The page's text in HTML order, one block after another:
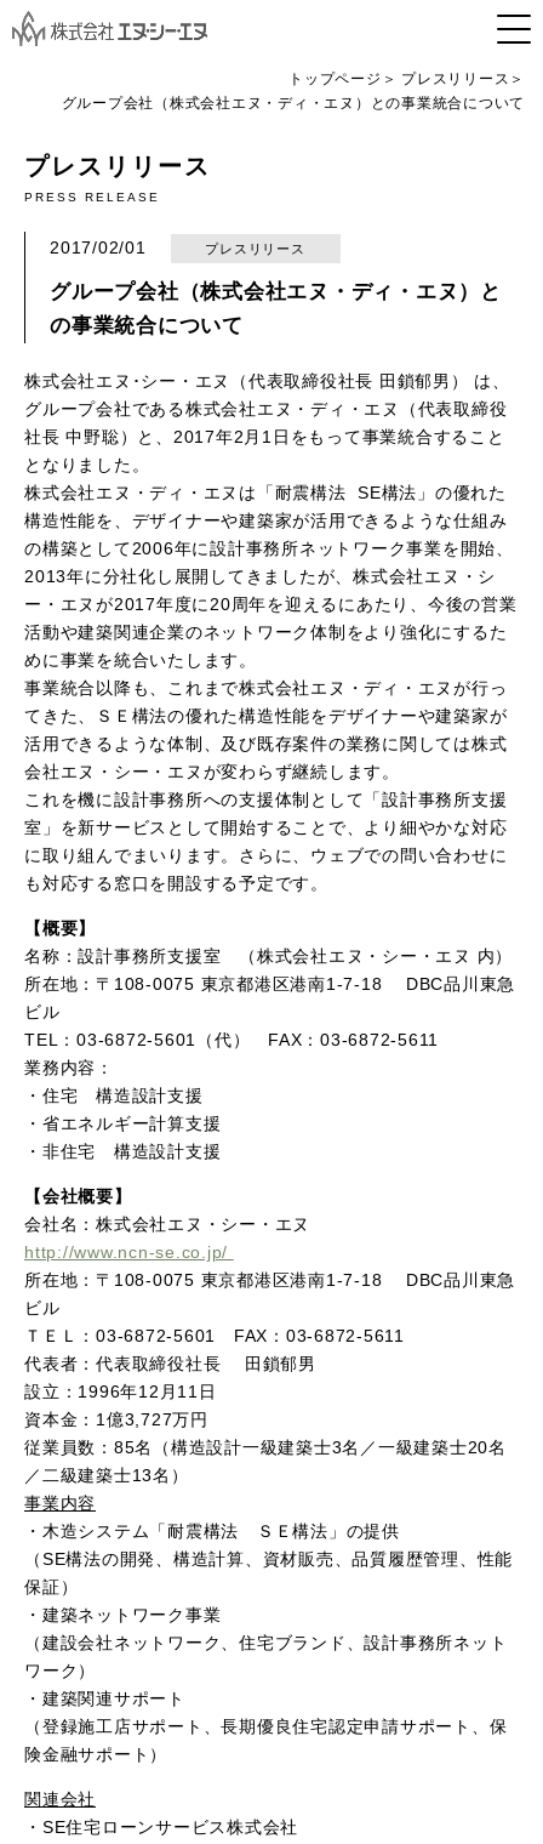
トップページ
プレスリリース
グループ会社（株式会社エヌ・ディ・エヌ）との事業統合について
プレスリリース
PRESS RELEASE
2017/02/01 プレスリリース
グループ会社（株式会社エヌ・ディ・エヌ）と
の事業統合について
株式会社エヌ･シー・エヌ（代表取締役社長 田鎖郁男） は、
グループ会社である株式会社エヌ・ディ・エヌ（代表取締役
社長 中野聡）と、2017年2月1日をもって事業統合すること
となりました。
株式会社エヌ・ディ・エヌは「耐震構法 SE構法」の優れた
構造性能を、デザイナーや建築家が活用できるような仕組み
の構築として2006年に設計事務所ネットワーク事業を開始、
2013年に分社化し展開してきましたが、株式会社エヌ・シ
ー・エヌが2017年度に20周年を迎えるにあたり、今後の営業
活動や建築関連企業のネットワーク体制をより強化にするた
めに事業を統合いたします。
事業統合以降も、これまで株式会社エヌ・ディ・エヌが行っ
てきた、ＳＥ構法の優れた構造性能をデザイナーや建築家が
活用できるような体制、及び既存案件の業務に関しては株式
会社エヌ・シー・エヌが変わらず継続します。
これを機に設計事務所への支援体制として「設計事務所支援
室」を新サービスとして開始することで、より細やかな対応
に取り組んでまいります。さらに、ウェブでの問い合わせに
も対応する窓口を開設する予定です。
【概要】
名称：設計事務所支援室 （株式会社エヌ・シー・エヌ 内）
所在地：〒108-0075 東京都港区港南1-7-18 DBC品川東急
ビル
TEL：03-6872-5601（代） FAX：03-6872-5611
業務内容：
・住宅 構造設計支援
・省エネルギー計算支援
・非住宅 構造設計支援
【会社概要】
会社名：株式会社エヌ・シー・エヌ
http://www.ncn-se.co.jp/
所在地：〒108-0075 東京都港区港南1-7-18 DBC品川東急
ビル
ＴＥＬ：03-6872-5601 FAX：03-6872-5611
代表者：代表取締役社長 田鎖郁男
設立：1996年12月11日
資本金：1億3,727万円
従業員数：85名（構造設計一級建築士3名／一級建築士20名
／二級建築士13名）
事業内容
・木造システム「耐震構法 ＳＥ構法」の提供
（SE構法の開発、構造計算、資材販売、品質履歴管理、性能
保証）
・建築ネットワーク事業
（建設会社ネットワーク、住宅ブランド、設計事務所ネット
ワーク）
・建築関連サポート
（登録施工店サポート、長期優良住宅認定申請サポート、保
険金融サポート）
関連会社
・SE住宅ローンサービス株式会社